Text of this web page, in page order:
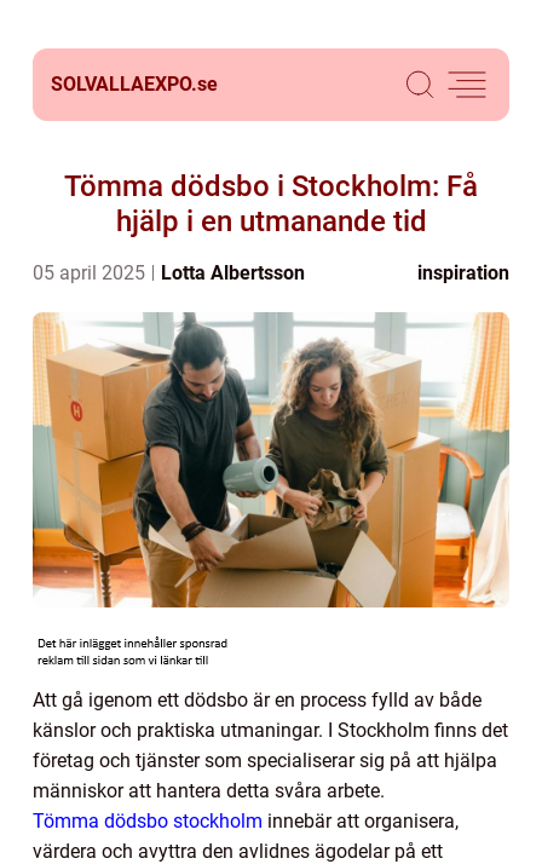
SOLVALLAEXPO.se
Tömma dödsbo i Stockholm: Få
hjälp i en utmanande tid
05 april 2025 Lotta Albertsson inspiration
Att gå igenom ett dödsbo är en process fylld av både
känslor och praktiska utmaningar. I Stockholm finns det
företag och tjänster som specialiserar sig på att hjälpa
människor att hantera detta svåra arbete.
Tömma dödsbo stockholm innebär att organisera,
värdera och avyttra den avlidnes ägodelar på ett